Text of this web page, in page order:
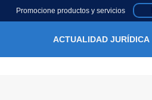
Promocione productos y servicios
ACTUALIDAD JURÍDICA